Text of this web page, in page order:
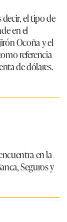
decir, el tipo de
en el
Ocoña y el
referencia
de dólares.
en la
Seguros y